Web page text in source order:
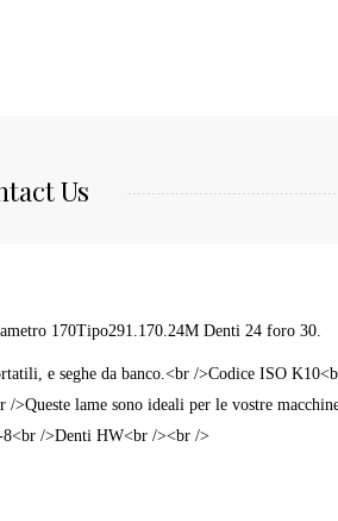
Us
170Tipo291.170.24M Denti 24 foro 30.
e seghe da banco.<br />Codice ISO
lame sono ideali per le vostre
8<br />Denti HW<br /><br />